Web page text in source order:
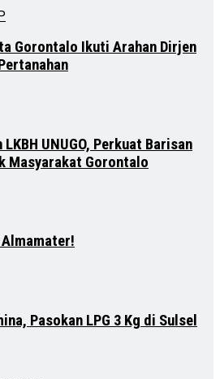
Gorontalo Ikuti Arahan Dirjen
UNUGO, Perkuat Barisan
Masyarakat Gorontalo
Pasokan LPG 3 Kg di Sulsel